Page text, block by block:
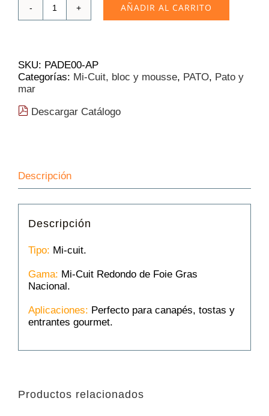
Mi-
Foie
Gras
60g.
(4,94
AÑADIR AL CARRITO
SKU: PADE00-AP
Categorías: Mi-Cuit, bloc y mousse, PATO, Pato y
mar
Descargar Catálogo
Descripción
Descripción
Tipo: Mi-cuit.
Gama: Mi-Cuit Redondo de Foie Gras
Nacional.
Aplicaciones: Perfecto para canapés, tostas y
entrantes gourmet.
Productos relacionados